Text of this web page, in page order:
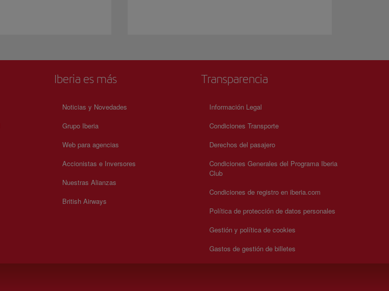
Iberia es más
Noticias y Novedades
Grupo Iberia
Web para agencias
Accionistas e Inversores
Nuestras Alianzas
British Airways
Transparencia
Información Legal
Condiciones Transporte
Derechos del pasajero
Condiciones Generales del Programa Iberia
Club
Condiciones de registro en iberia.com
Política de protección de datos personales
Gestión y política de cookies
Gastos de gestión de billetes